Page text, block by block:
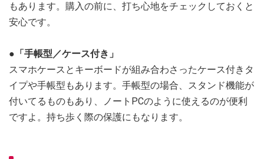
もあります。購入の前に、打ち心地をチェックしておくと
安心です。
●「手帳型／ケース付き」
スマホケースとキーボードが組み合わさったケース付きタ
イプや手帳型もあります。手帳型の場合、スタンド機能が
付いてるものもあり、ノートPCのように使えるのが便利
ですよ。持ち歩く際の保護にもなります。